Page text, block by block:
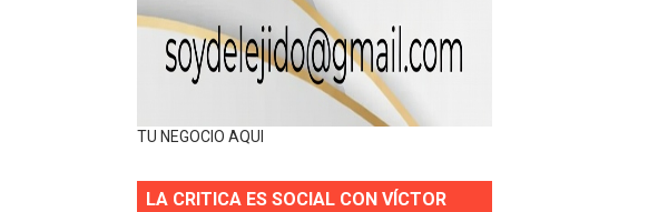
TU NEGOCIO AQUI
LA CRITICA ES SOCIAL CON VÍCTOR